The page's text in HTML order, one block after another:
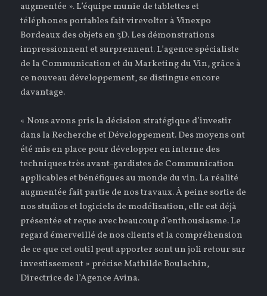
augmentée ». L’équipe munie de tablettes et
téléphones portables fait virevolter à Vinexpo
Bordeaux des objets en 3D. Les démonstrations
impressionnent et surprennent. L’agence spécialiste
de la Communication et du Marketing du Vin, grâce à
ce nouveau développement, se distingue encore
davantage.
« Nous avons pris la décision stratégique d’investir
dans la Recherche et Développement. Des moyens ont
été mis en place pour développer en interne des
techniques très avant-gardistes de Communication
applicables et bénéfiques au monde du vin. La réalité
augmentée fait partie de nos travaux. À peine sortie de
nos studios et logiciels de modélisation, elle est déjà
présentée et reçue avec beaucoup d’enthousiasme. Le
regard émerveillé de nos clients et la compréhension
de ce que cet outil peut apporter sont un joli retour sur
investissement » précise Mathilde Boulachin,
Directrice de l’Agence Avina.